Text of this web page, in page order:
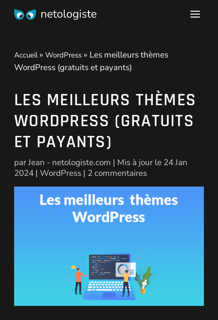
Accueil»WordPress » Les meilleurs thèmes
WordPress (gratuits et payants)
LES MEILLEURS THÈMES
WORDPRESS (GRATUITS
ET PAYANTS)
parJean - netologiste.com | Mis à jour le 24 Jan
2024 |WordPress | 2 commentaires